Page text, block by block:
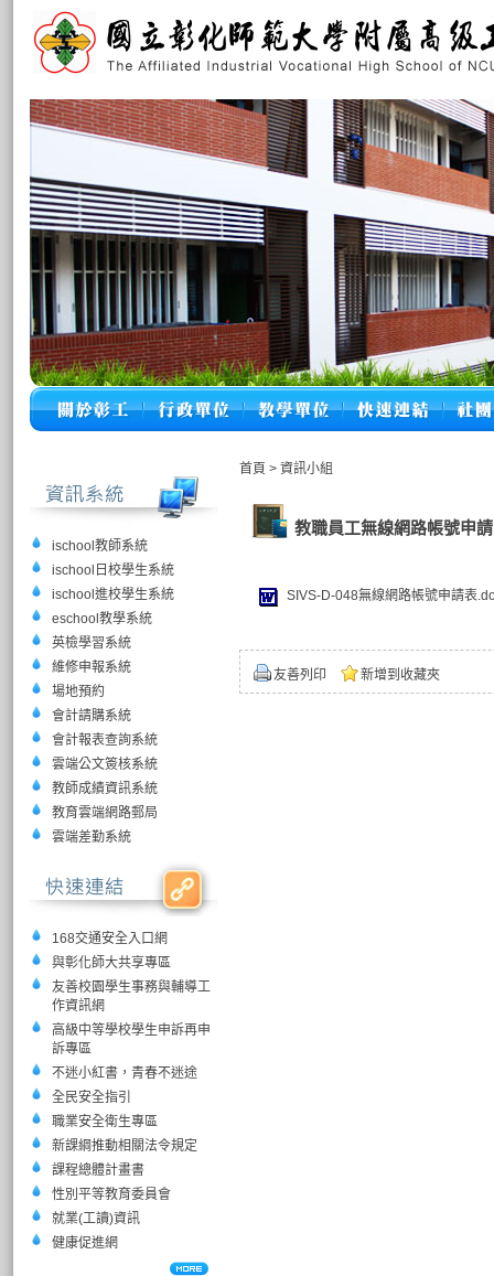
ischool教師系統
ischool日校學生系統
ischool進校學生系統
eschool教學系統
英檢學習系統
維修申報系統
場地預約
會計請購系統
會計報表查詢系統
雲端公文簽核系統
教師成績資訊系統
教育雲端網路郵局
雲端差勤系統
168交通安全入口網
與彰化師大共享專區
友善校園學生事務與輔導工
作資訊網
高級中等學校學生申訴再申
訴專區
不迷小紅書，青春不迷途
全民安全指引
職業安全衛生專區
新課綱推動相關法令規定
課程總體計畫書
性別平等教育委員會
就業(工讀)資訊
健康促進網
首頁 > 資訊小組
教職員工無線網路帳號申
SIVS-D-048無線網路帳號申請表
友善列印 新增到收藏夾